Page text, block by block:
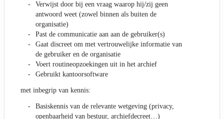
Verwijst door bij een vraag waarop hij/zij geen
antwoord weet (zowel binnen als buiten de
organisatie)
Past de communicatie aan aan de gebruiker(s)
Gaat discreet om met vertrouwelijke informatie van
de gebruiker en de organisatie
Voert routineopzoekingen uit in het archief
Gebruikt kantoorsoftware
met inbegrip van kennis:
Basiskennis van de relevante wetgeving (privacy,
openbaarheid van bestuur, archiefdecreet…)